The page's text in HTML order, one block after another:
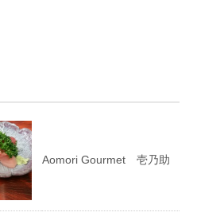
Aomori Gourmet 壱乃助